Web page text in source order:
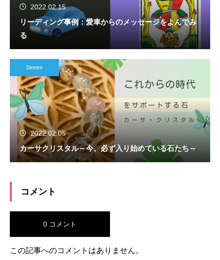
2022.02.15
リーディング事例：愛車からのメッセージをよんでみ
る
Stones
2022.02.05
カーサクリスタル～今、必ず入り始めている石たち～
コメント
0 コメント
この記事へのコメントはありません。